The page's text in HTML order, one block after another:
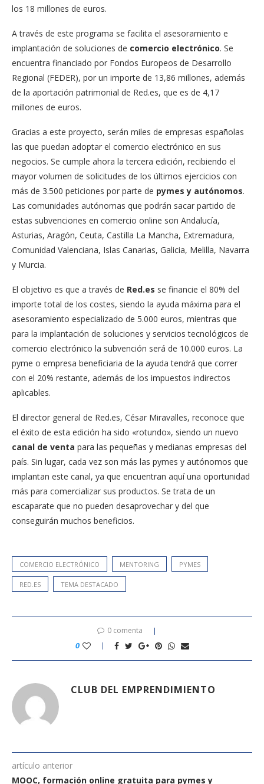
los 18 millones de euros.
A través de este programa se facilita el asesoramiento e
implantación de soluciones de comercio electrónico. Se
encuentra financiado por Fondos Europeos de Desarrollo
Regional (FEDER), por un importe de 13,86 millones, además
de la aportación patrimonial de Red.es, que es de 4,17
millones de euros.
Gracias a este proyecto, serán miles de empresas españolas
las que puedan adoptar el comercio electrónico en sus
negocios. Se cumple ahora la tercera edición, recibiendo el
mayor volumen de solicitudes de los últimos ejercicios con
más de 3.500 peticiones por parte de pymes y autónomos.
Las comunidades autónomas que podrán sacar partido de
estas subvenciones en comercio online son Andalucía,
Asturias, Aragón, Ceuta, Castilla La Mancha, Extremadura,
Comunidad Valenciana, Islas Canarias, Galicia, Melilla, Navarra
y Murcia.
El objetivo es que a través de Red.es se financie el 80% del
importe total de los costes, siendo la ayuda máxima para el
asesoramiento especializado de 5.000 euros, mientras que
para la implantación de soluciones y servicios tecnológicos de
comercio electrónico la subvención será de 10.000 euros. La
pyme o empresa beneficiaria de la ayuda tendrá que correr
con el 20% restante, además de los impuestos indirectos
aplicables.
El director general de Red.es, César Miravalles, reconoce que
el éxito de esta edición ha sido «rotundo», siendo un nuevo
canal de venta para las pequeñas y medianas empresas del
país. Sin lugar, cada vez son más las pymes y autónomos que
implantan este canal, ya que encuentran aquí una oportunidad
más para comercializar sus productos. Se trata de un
escaparate que no pueden desaprovechar y del que
conseguirán muchos beneficios.
COMERCIO ELECTRÓNICO MENTORING PYMES
RED.ES TEMA DESTACADO
0 comenta
0
CLUB DEL EMPRENDIMIENTO
artículo anterior
MOOC, formación online gratuita para pymes y